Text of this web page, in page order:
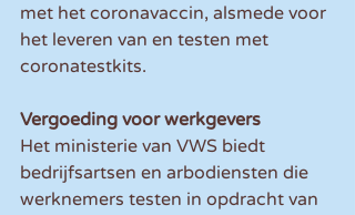
met het coronavaccin, alsmede voor
het leveren van en testen met
coronatestkits.
Vergoeding voor werkgevers
Het ministerie van VWS biedt
bedrijfsartsen en arbodiensten die
werknemers testen in opdracht van